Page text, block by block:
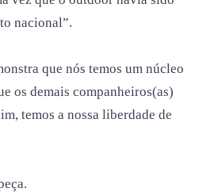
nacional”.
que nós temos um núcleo
os demais companheiros(as)
temos a nossa liberdade de